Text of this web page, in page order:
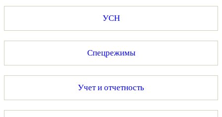
УСН
Спецрежимы
Учет и отчетность